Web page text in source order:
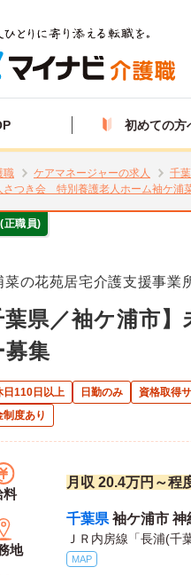
初めての方
職 ケアマネージャーの求人 千
さつき会 特別養護老人ホーム袖ケ浦
正職員)
菜の花苑居宅介護支援事業
葉県／袖ケ浦市
募集
日110日以上 日勤のみ 資格取得
制度あり
料
月収 20.4万円～
地
千葉県 袖ケ浦市
ＪＲ内房線「長浦(千
MAP